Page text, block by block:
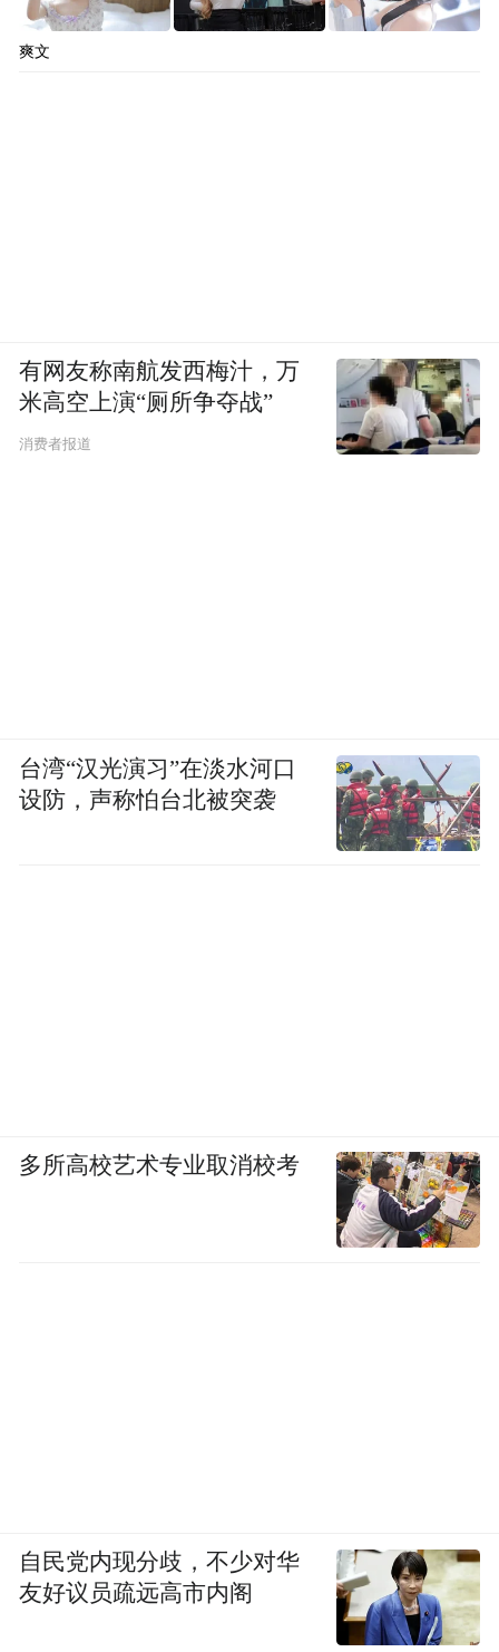
爽文
有网友称南航发西梅汁，万
米高空上演“厕所争夺战”
消费者报道
台湾“汉光演习”在淡水河口
设防，声称怕台北被突袭
多所高校艺术专业取消校考
自民党内现分歧，不少对华
友好议员疏远高市内阁